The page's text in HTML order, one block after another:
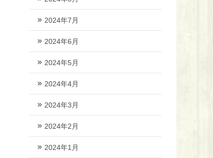
2024年7月
2024年6月
2024年5月
2024年4月
2024年3月
2024年2月
2024年1月